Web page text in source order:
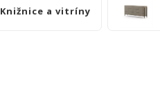
Knižnice a vitríny